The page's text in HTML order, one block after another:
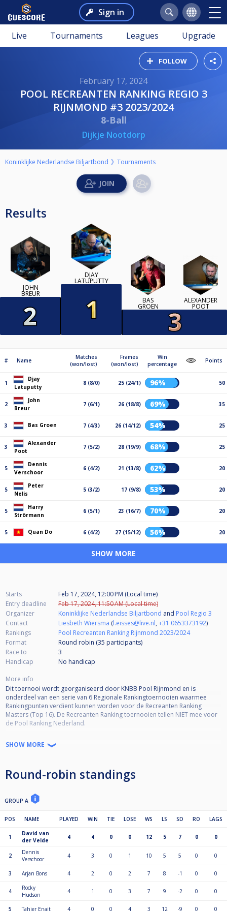
Sign in
Live Tournaments Leagues Upgrade
FOLLOW
February 17, 2024
POOL RECREANTEN RANKING REGIO 3
RIJNMOND #3 2023/2024
8-Ball
Dijkje Nootdorp
Koninklijke Nederlandse Biljartbond Tournaments
Results
JOHN
BREUR
DJAY
LATUPUTTY
BAS
GROEN
ALEXANDER
POOT
# Name
Matches
(won/lost)
Frames
(won/lost)
Win
percentage
Points
1
Djay
Latuputty
8 (8/0) 25 (24/1) 96% 50
2
John
Breur
7 (6/1) 26 (18/8) 69% 35
3 Bas Groen 7 (4/3) 26 (14/12) 54% 25
3
Alexander
Poot
7 (5/2) 28 (19/9) 68% 25
5
Dennis
Verschoor
6 (4/2) 21 (13/8) 62% 20
5
Peter
Nelis
5 (3/2) 17 (9/8) 53% 20
5
Harry
Strörmann
6 (5/1) 23 (16/7) 70% 20
5 Quan Do 6 (4/2) 27 (15/12) 56% 20
SHOW MORE
Starts
Feb 17, 2024, 12:00 PM (Local time)
Entry deadline
Feb 17, 2024, 11:50 AM (Local time)
Organizer
Koninklijke Nederlandse Biljartbond and Pool Regio 3
Contact
Liesbeth Wiersma (l.eisses@live.nl,+31 0653373192)
Rankings
Pool Recreanten Ranking Rijnmond 2023/2024
Format
Round robin (35 participants)
Race to
3
Handicap
No handicap
More info
Dit toernooi wordt georganiseerd door KNBB Pool Rijnmond en is
onderdeel van een serie van 6 Regionale Rankingtoernooien waarmee
Rankingpunten verdient kunnen worden voor de Recreanten Ranking
Masters (Top 16). De Recreanten Ranking toernooien tellen NIET mee voor
de Pool Ranking Nederland.
Toernooi informatie:
•Deelname restrictie van toepassing (zie reglement)
•Deelname is niet Regio-gebonden
•Aanmelden via Cuescore (betalen op locatie)
•Format = Poule to SKO*
*De wedstrijden in de Single-KO schema worden volgens de standaarden
van Cuescore bepaald. Afhankelijk van het aantal inschrijvingen kunnen de
racelengtes en SKO-fase variëren (De wedstrijdleiding is bepalend hierin).
Voorbeeld Seeding SKO schema ‘Laatste 16’ (bij 4 poules):
A1 vs D4
SHOW MORE
Round-robin standings
GROUP A
POS NAME PLAYED WIN TIE LOSE WS LS SD RO LAGS
1
David van
der Velde
4 4 0 0 12 5 7 0 0
2
Dennis
Verschoor
4 3 0 1 10 5 5 0 0
3 Arjan Bons 4 2 0 2 7 8 -1 0 0
4
Rocky
Hudson
4 1 0 3 7 9 -2 0 0
5 Tahier Enait 4 0 0 4 3 12 -9 0 0